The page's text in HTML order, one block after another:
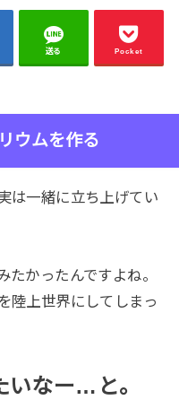
送る Pocket
ウムを作る
は一緒に立ち上げてい
かったんですよね。
陸上世界にしてしまっ
いなー… と。